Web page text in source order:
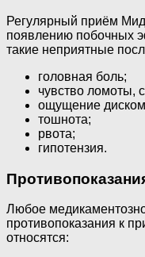
Регулярный приём
появлению побочных
такие неприятные
головная боль;
чувство ломоты,
ощущение
тошнота;
рвота;
гипотензия.
Любое
противопоказания к
относятся: